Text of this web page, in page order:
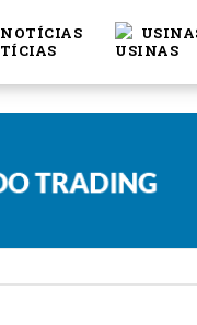
NOTÍCIAS